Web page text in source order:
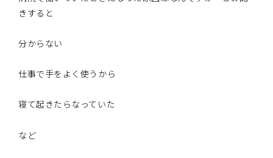
きすると
分からない
仕事で手をよく使うから
寝て起きたらなっていた
など